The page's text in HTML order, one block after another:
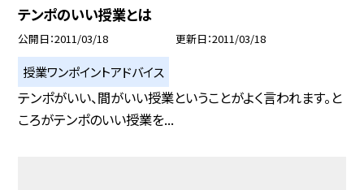
テンポのいい授業とは
公開日 2011/03/18 更新日 2011/03/18
授業ワンポイントアドバイス
テンポがいい、間がいい授業ということがよく言われます。と
ころがテンポのいい授業を...